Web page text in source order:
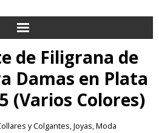
de Filigrana de
Damas en Plata
(Varios Colores)
y Colgantes,Joyas,Moda